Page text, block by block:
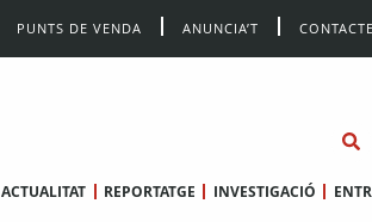
PUNTS DE VENDA ANUNCIA’T CONTACTE
ACTUALITAT REPORTATGE INVESTIGACIÓ